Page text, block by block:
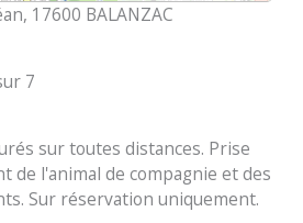
17600 BALANZAC
7
sur toutes distances. Prise
de l'animal de compagnie et des
Sur réservation uniquement.